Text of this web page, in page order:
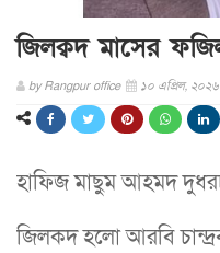
জিলক্বদ মাসের
byRangpur office ১০ এপ্রিল, ২০২৬
হাফিজ মাছুম আহমদ
জিলকদ হলো আরবি